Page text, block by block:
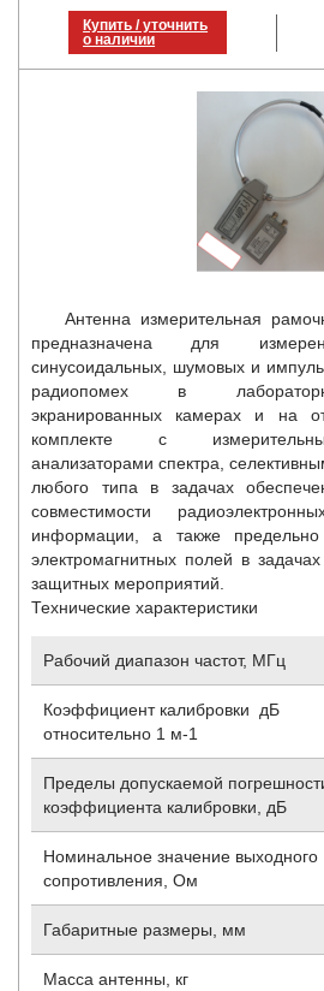
Купить / уточнить
о наличии
Антенна измерительная
предназначена для
синусоидальных, шумовых и
радиопомех в
экранированных камерах и на
комплекте с
анализаторами спектра,
любого типа в задачах
совместимости
информации, а также предельно
электромагнитных полей в
защитных мероприятий.
Технические характеристики
Рабочий диапазон частот, МГц
Коэффициент калибровки дБ
относительно 1 м-1
Пределы допускаемой
коэффициента калибровки, дБ
Номинальное значение выходного
сопротивления, Ом
Габаритные размеры, мм
Масса антенны, кг